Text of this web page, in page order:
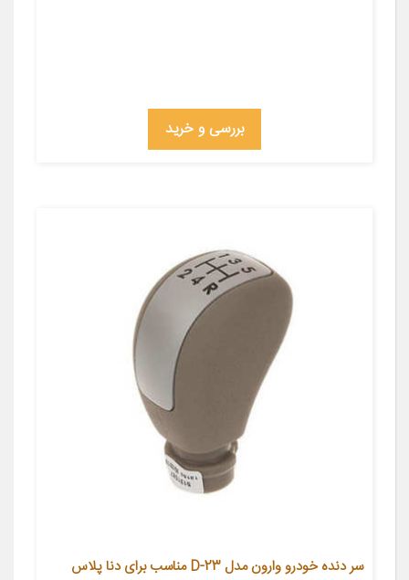
بررسی و خرید
سر دنده خودرو وارون مدل D-23 مناسب برای دنا پلاس